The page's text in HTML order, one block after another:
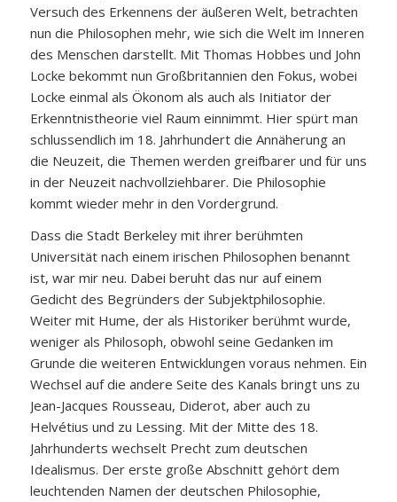
Versuch des Erkennens der äußeren Welt, betrachten
nun die Philosophen mehr, wie sich die Welt im Inneren
des Menschen darstellt. Mit Thomas Hobbes und John
Locke bekommt nun Großbritannien den Fokus, wobei
Locke einmal als Ökonom als auch als Initiator der
Erkenntnistheorie viel Raum einnimmt. Hier spürt man
schlussendlich im 18. Jahrhundert die Annäherung an
die Neuzeit, die Themen werden greifbarer und für uns
in der Neuzeit nachvollziehbarer. Die Philosophie
kommt wieder mehr in den Vordergrund.
Dass die Stadt Berkeley mit ihrer berühmten
Universität nach einem irischen Philosophen benannt
ist, war mir neu. Dabei beruht das nur auf einem
Gedicht des Begründers der Subjektphilosophie.
Weiter mit Hume, der als Historiker berühmt wurde,
weniger als Philosoph, obwohl seine Gedanken im
Grunde die weiteren Entwicklungen voraus nehmen. Ein
Wechsel auf die andere Seite des Kanals bringt uns zu
Jean-Jacques Rousseau, Diderot, aber auch zu
Helvétius und zu Lessing. Mit der Mitte des 18.
Jahrhunderts wechselt Precht zum deutschen
Idealismus. Der erste große Abschnitt gehört dem
leuchtenden Namen der deutschen Philosophie,